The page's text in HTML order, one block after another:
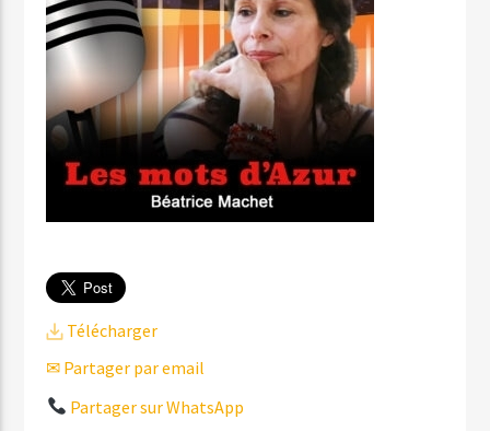
Télécharger
✉ Partager par email
Partager sur WhatsApp